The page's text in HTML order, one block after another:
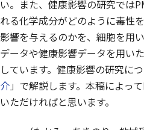
い。また、健康影響の研究では
れる化学成分がどのように毒性
影響を与えるのかを、細胞を用
データや健康影響データを用い
しています。健康影響の研究に
介 」で解説します。本稿によっ
いただければと思います。